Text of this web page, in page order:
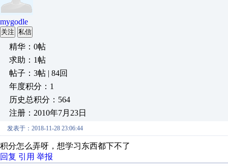
mygodle
关注 私信
精华：0帖
求助：1帖
帖子：3帖 | 84回
年度积分：1
历史总积分：564
注册：2010年7月23日
发表于：2018-11-28 23:06:44
积分怎么弄呀，想学习东西都下不了
回复 引用 举报